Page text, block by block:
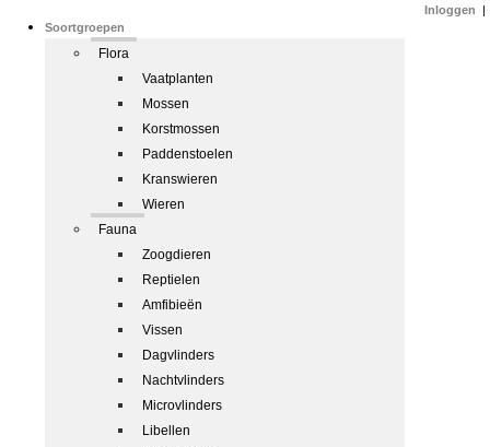
Soortgroepen
Flora
Vaatplanten
Mossen
Korstmossen
Paddenstoelen
Kranswieren
Wieren
Fauna
Zoogdieren
Reptielen
Amfibieën
Vissen
Dagvlinders
Nachtvlinders
Microvlinders
Libellen
Inloggen |